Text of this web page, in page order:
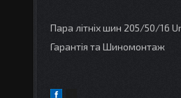
Пара літніх шин 205/50/16
Гарантія та Шиномонтаж